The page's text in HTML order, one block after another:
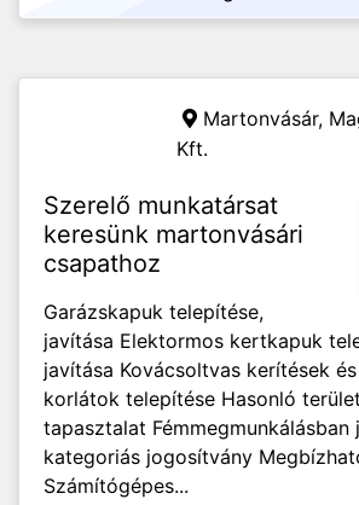
Martonvásár,
Kft.
Szerelő munkatársat
keresünk martonvásári
csapathoz
Garázskapuk telepítése,
javítása Elektormos kertkapuk
javítása Kovácsoltvas kerítések
korlátok telepítése Hasonló
tapasztalat Fémmegmunkálásban
kategoriás jogosítvány
Számítógépes...